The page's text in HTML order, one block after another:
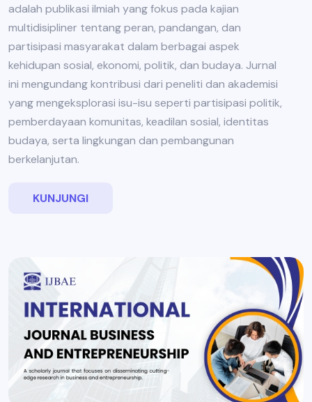
adalah publikasi ilmiah yang fokus pada kajian
multidisipliner tentang peran, pandangan, dan
partisipasi masyarakat dalam berbagai aspek
kehidupan sosial, ekonomi, politik, dan budaya. Jurnal
ini mengundang kontribusi dari peneliti dan akademisi
yang mengeksplorasi isu-isu seperti partisipasi politik,
pemberdayaan komunitas, keadilan sosial, identitas
budaya, serta lingkungan dan pembangunan
berkelanjutan.
KUNJUNGI